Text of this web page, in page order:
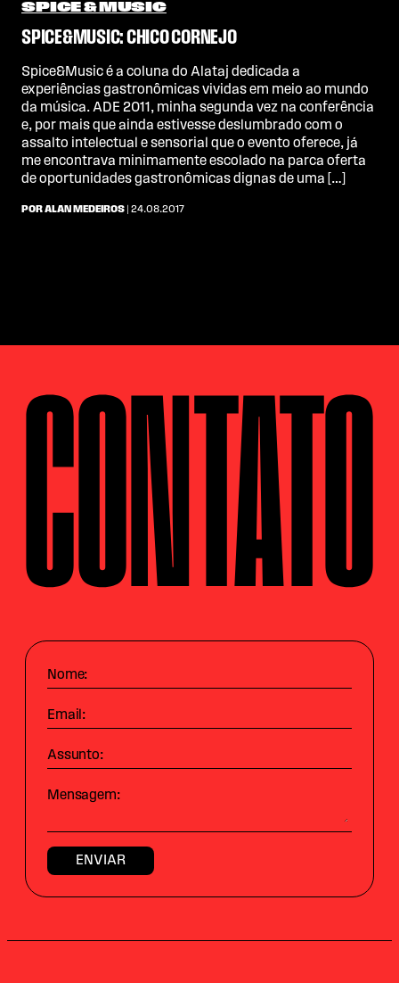
SPICE & MUSIC
SPICE&MUSIC: CHICO CORNEJO
Spice&Music é a coluna do Alataj dedicada a
experiências gastronômicas vividas em meio ao mundo
da música. ADE 2011, minha segunda vez na conferência
e, por mais que ainda estivesse deslumbrado com o
assalto intelectual e sensorial que o evento oferece, já
me encontrava minimamente escolado na parca oferta
de oportunidades gastronômicas dignas de uma […]
POR ALAN MEDEIROS | 24.08.2017
CONTATO
Nome:
Email:
Assunto:
Mensagem: